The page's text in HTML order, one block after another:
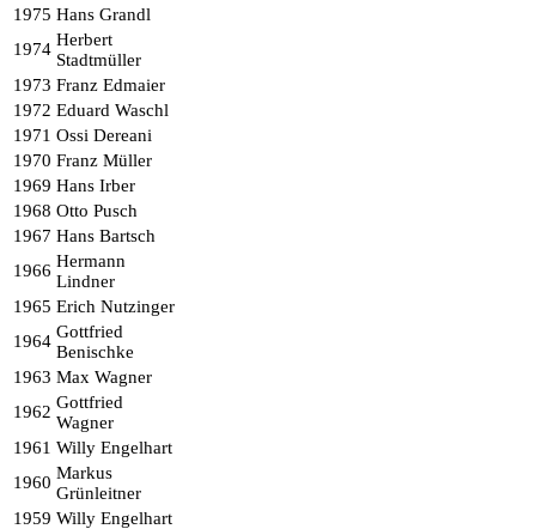
1975 Hans Grandl
1974 Herbert
Stadtmüller
1973 Franz Edmaier
1972 Eduard Waschl
1971 Ossi Dereani
1970 Franz Müller
1969 Hans Irber
1968 Otto Pusch
1967 Hans Bartsch
1966 Hermann
Lindner
1965 Erich Nutzinger
1964 Gottfried
Benischke
1963 Max Wagner
1962 Gottfried
Wagner
1961 Willy Engelhart
1960 Markus
Grünleitner
1959 Willy Engelhart